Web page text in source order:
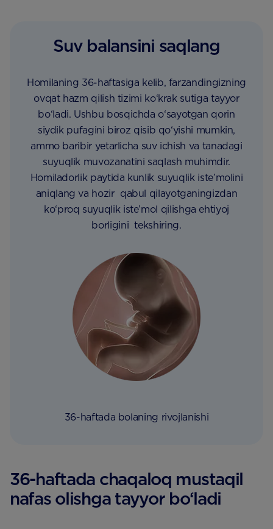
Suv balansini saqlang
Homilaning 36-haftasiga kelib, farzandingizning
ovqat hazm qilish tizimi ko‘krak sutiga tayyor
bo‘ladi. Ushbu bosqichda o‘sayotgan qorin
siydik pufagini biroz qisib qo‘yishi mumkin,
ammo baribir yetarlicha suv ichish va tanadagi
suyuqlik muvozanatini saqlash muhimdir.
Homiladorlik paytida kunlik suyuqlik iste’molini
aniqlang va hozir qabul qilayotganingizdan
ko‘proq suyuqlik iste’mol qilishga ehtiyoj
borligini tekshiring.
36-haftada bolaning rivojlanishi
36-haftada chaqaloq mustaqil
nafas olishga tayyor bo‘ladi